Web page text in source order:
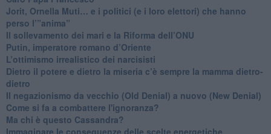
​Jorit, Ornella Muti… e i politici (e i loro elettori) che hanno
perso l’”anima”
​Il sollevamento dei mari e la Riforma dell’ONU
Putin, imperatore romano d’Oriente
​L’ottimismo irrealistico dei narcisisti
​Dietro il potere e dietro la miseria c’è sempre la mamma dietro-
dietro
Il negazionismo da vecchio (Old Denial) a nuovo (New Denial)
Come si fa a combattere l'ignoranza?
Ma chi è questo Cassandra?
Immaginare le conseguenze delle scelte energetiche